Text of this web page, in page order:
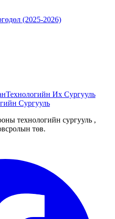
(2025-2026)
Технологийн Их Сургууль
Сургууль
технологийн сургууль ,
төв.